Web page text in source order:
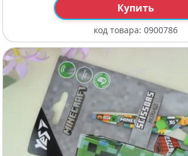
Купить
код товара: 0900786